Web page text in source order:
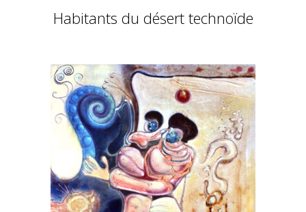
Habitants du désert technoïde